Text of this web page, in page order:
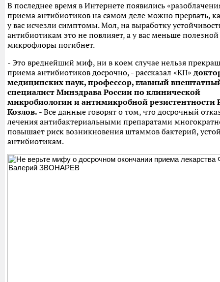
В последнее время в Интернете появились
приема антибиотиков на самом деле можно прервать,
у вас исчезли симптомы. Мол, на выработку
антибиотикам это не повлияет, а у вас меньше полезной
микрофлоры погибнет.
- Это вреднейший миф, ни в коем случае нельзя
приема антибиотиков досрочно, - рассказал «КП»
медицинских наук, профессор, главный
специалист Минздрава России по клинической
микробиологии и антимикробной резистентности
Козлов. - Все данные говорят о том, что досрочный
лечения антибактериальными препаратами
повышает риск возникновения штаммов бактерий,
антибиотикам.